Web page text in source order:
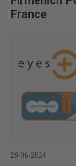
France
29-06-2024